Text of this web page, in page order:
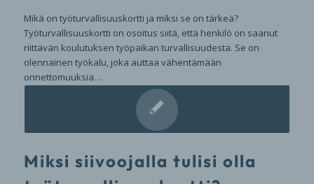
Mikä on työturvallisuuskortti ja miksi se on tärkeä?
Työturvallisuuskortti on osoitus siitä, että henkilö on saanut
riittävän koulutuksen työpaikan turvallisuudesta. Se on
olennainen työkalu, joka auttaa vähentämään
onnettomuuksia…
Miksi siivoojalla tulisi olla